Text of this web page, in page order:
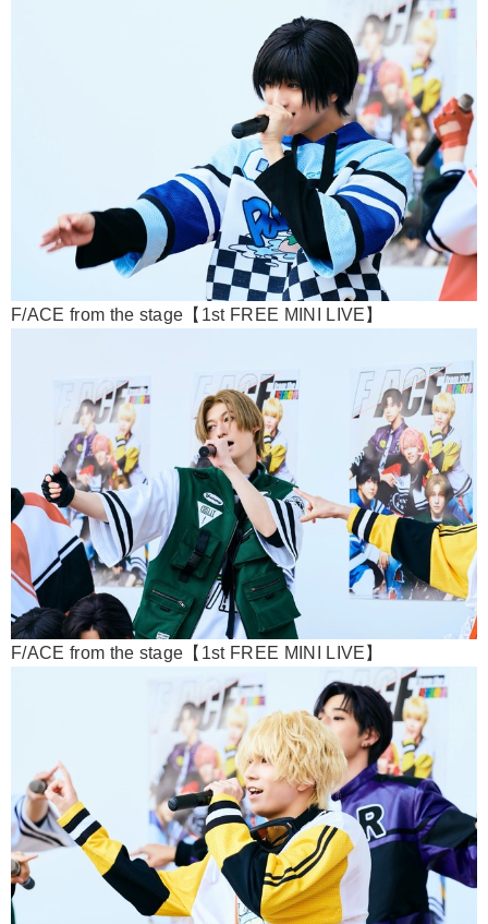
F/ACE from the stage【1st FREE MINI LIVE】
F/ACE from the stage【1st FREE MINI LIVE】